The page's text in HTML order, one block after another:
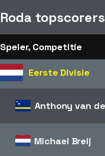
Roda
Speler, Competitie
Eerste Divisie
Anthony van
Michael Breij